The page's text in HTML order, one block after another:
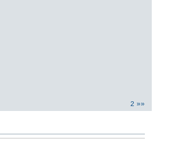
2 »»